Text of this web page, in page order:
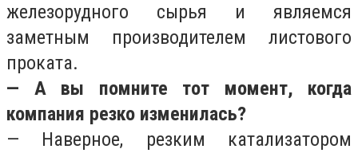
железорудного сырья и являемся
заметным производителем листового
проката.
— А вы помните тот момент, когда
компания резко изменилась?
— Наверное, резким катализатором